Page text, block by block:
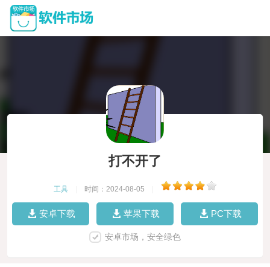
打不开了
工具 时间：2024-08-05
安卓下载 苹果下载 PC下载
安卓市场，安全绿色